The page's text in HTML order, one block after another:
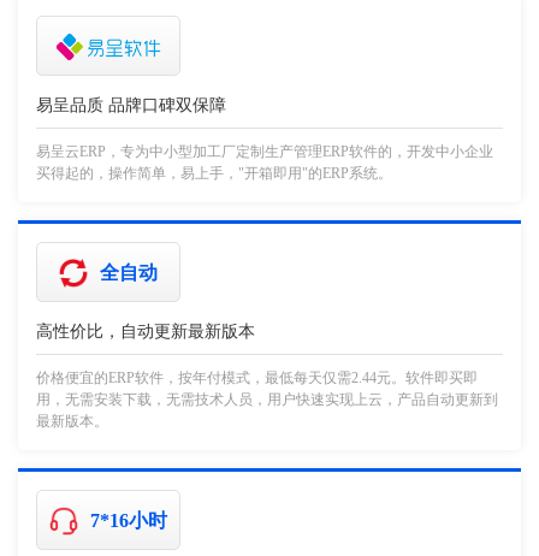
易呈品质 品牌口碑双保障
易呈云ERP，专为中小型加工厂定制生产管理ERP软件的，开发中小企业
买得起的，操作简单，易上手，"开箱即用"的ERP系统。
全自动
高性价比，自动更新最新版本
价格便宜的ERP软件，按年付模式，最低每天仅需2.44元。软件即买即
用，无需安装下载，无需技术人员，用户快速实现上云，产品自动更新到
最新版本。
7*16小时